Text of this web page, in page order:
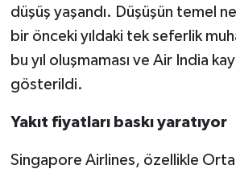
düşüş yaşandı. Düşüşün temel
bir önceki yıldaki tek seferlik
bu yıl oluşmaması ve Air India
gösterildi.
Yakıt fiyatları baskı yaratıyor
Singapore Airlines, özellikle Orta